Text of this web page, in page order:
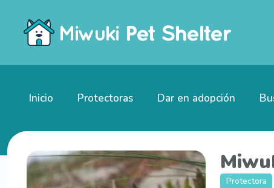
Inicio Protectoras Dar en adopción
Protectora